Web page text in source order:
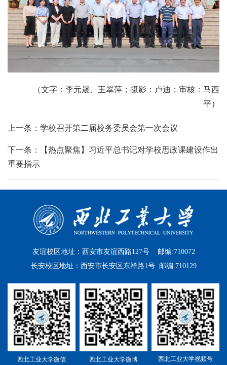
（文字：李元晟、王翠萍；摄影：卢迪；审核：马西
平）
上一条：学校召开第二届校务委员会第一次会议
下一条：【热点聚焦】习近平总书记对学校思政课建设作出
重要指示
友谊校区地址：西安市友谊西路127号 邮编:710072
长安校区地址：西安市长安区东祥路1号 邮编:710129
西北工业大学微信 西北工业大学微博 西北工业大学视频号